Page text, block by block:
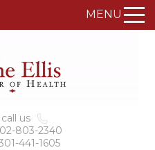
MENU
us
803-2340
441-1605